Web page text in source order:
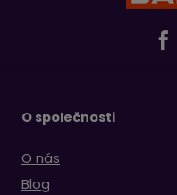
O společnosti
O nás
Blog